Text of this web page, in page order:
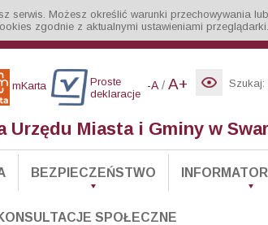
serwis. Możesz określić warunki przechowywania
zgodnie z aktualnymi ustawieniami przeglądarki.
mKarta
Proste
deklaracje
-A / A+ Szukaj:
Urzędu Miasta i Gminy w
BEZPIECZEŃSTWO
SPOŁECZNE